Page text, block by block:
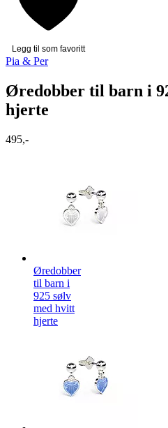
Legg til som favoritt
Pia & Per
Øredobber til barn i
hjerte
495,-
Øredobber
til barn i
925 sølv
med hvitt
hjerte